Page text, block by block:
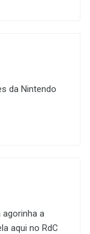
da Nintendo
agorinha a
aqui no RdC